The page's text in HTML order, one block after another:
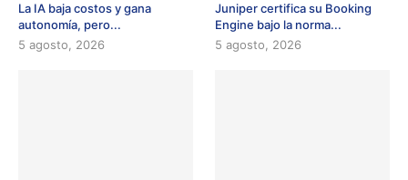
La IA baja costos y gana
autonomía, pero...
5 agosto, 2026
Juniper certifica su Booking
Engine bajo la norma...
5 agosto, 2026